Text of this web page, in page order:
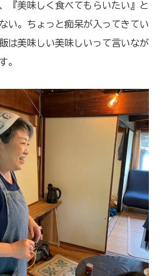
『美味しく食べてもらいたい』と
い。ちょっと痴呆が入ってきてい
は美味しい美味しいって言いなが
。